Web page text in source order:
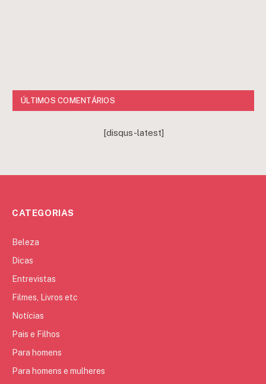
ÚLTIMOS COMENTÁRIOS
[disqus-latest]
CATEGORIAS
Beleza
Dicas
Entrevistas
Filmes, Livros etc
Notícias
Pais e Filhos
Para homens
Para homens e mulheres